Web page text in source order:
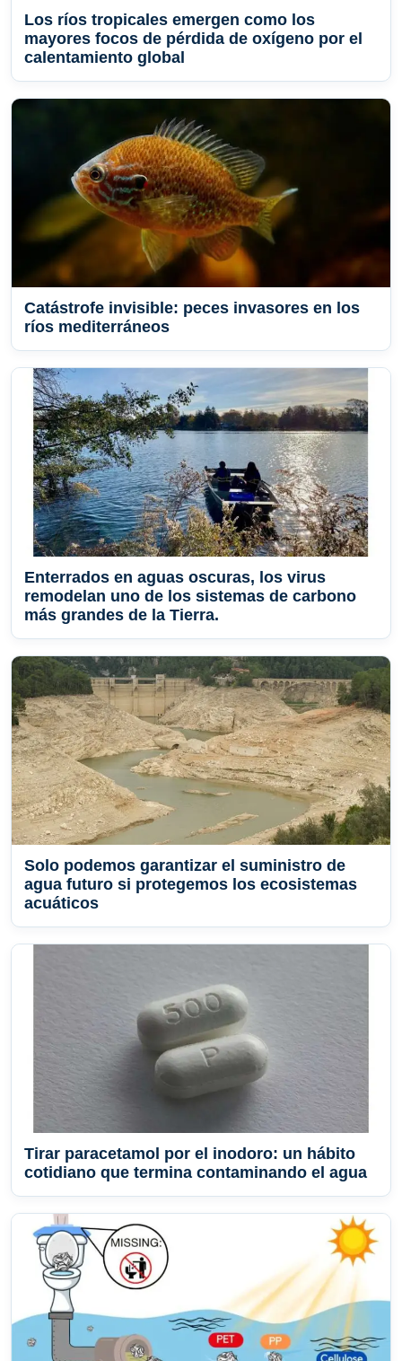
Los ríos tropicales emergen como los
mayores focos de pérdida de oxígeno por el
calentamiento global
Catástrofe invisible: peces invasores en los
ríos mediterráneos
Enterrados en aguas oscuras, los virus
remodelan uno de los sistemas de carbono
más grandes de la Tierra.
Solo podemos garantizar el suministro de
agua futuro si protegemos los ecosistemas
acuáticos
Tirar paracetamol por el inodoro: un hábito
cotidiano que termina contaminando el agua